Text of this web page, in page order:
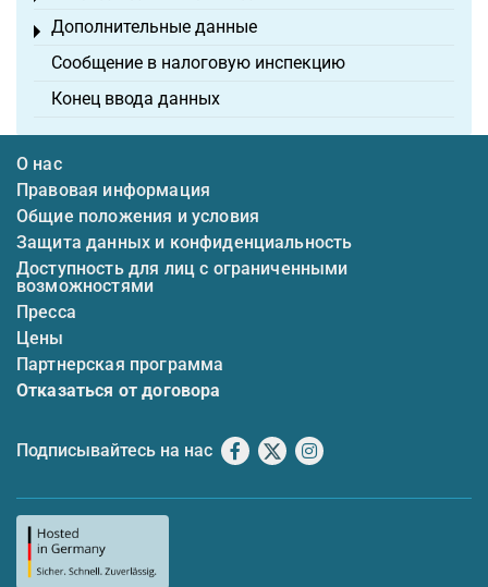
Дополнительные данные
Toggle menu
Сообщение в налоговую инспекцию
Конец ввода данных
О нас
Правовая информация
Общие положения и условия
Защита данных и конфиденциальность
Доступность для лиц с ограниченными
возможностями
Пресса
Цены
Партнерская программа
Отказаться от договора
Подписывайтесь на нас Facebook
X Instagram